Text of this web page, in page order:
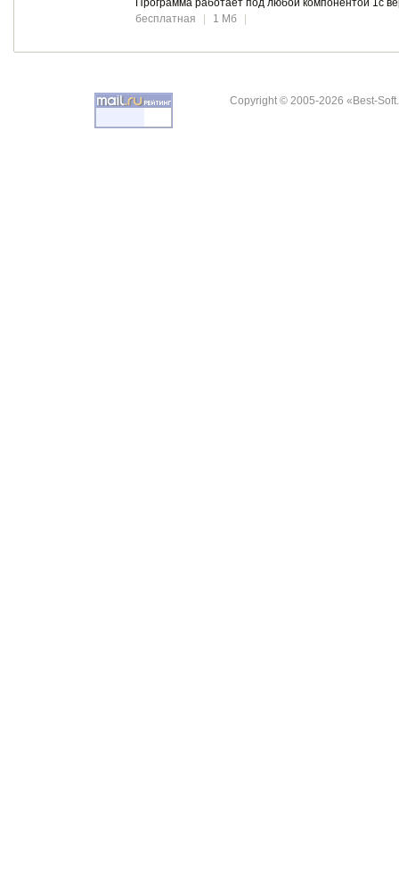
бесплатная
| 1 Мб |
Copyright © 2005-2026 «Best-